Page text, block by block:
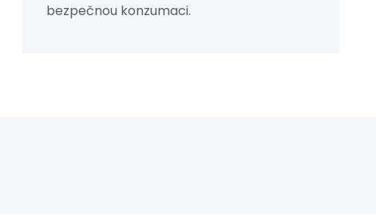
bezpečnou konzumaci.